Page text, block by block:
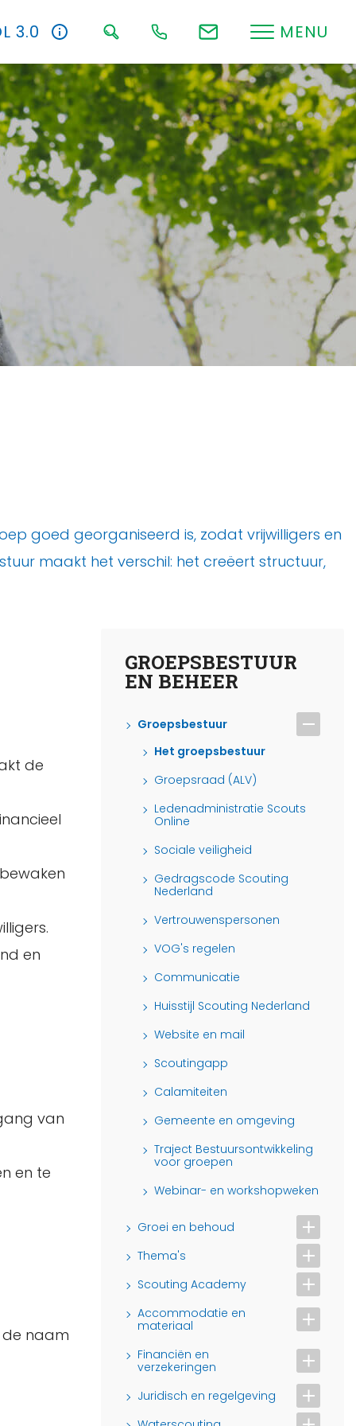
3.0 MENU
goed georganiseerd is, zodat vrijwilligers en
maakt het verschil: het creëert structuur,
de
en
van
en te
naam
GROEPSBESTUUR
EN BEHEER
Groepsbestuur
Het groepsbestuur
Groepsraad (ALV)
Ledenadministratie Scouts
Online
Sociale veiligheid
Gedragscode Scouting
Nederland
Vertrouwenspersonen
VOG's regelen
Communicatie
Huisstijl Scouting Nederland
Website en mail
Scoutingapp
Calamiteiten
Gemeente en omgeving
Traject Bestuursontwikkeling
voor groepen
Webinar- en workshopweken
Groei en behoud
Thema's
Scouting Academy
Accommodatie en
materiaal
Financiën en
verzekeringen
Juridisch en regelgeving